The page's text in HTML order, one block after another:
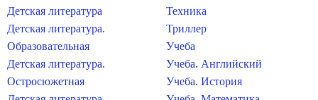
Детская литература
Детская литература.
Образовательная
Детская литература.
Остросюжетная
Техника
Триллер
Учеба
Учеба. Английский
Учеба. История